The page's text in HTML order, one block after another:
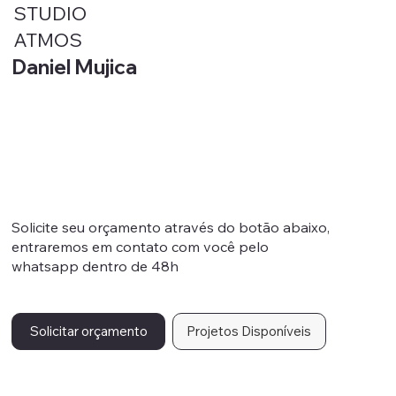
STUDIO
ATMOS
Daniel Mujica
Solicite seu orçamento através do botão abaixo,
entraremos em contato com você pelo
whatsapp dentro de 48h
Solicitar orçamento Projetos Disponíveis